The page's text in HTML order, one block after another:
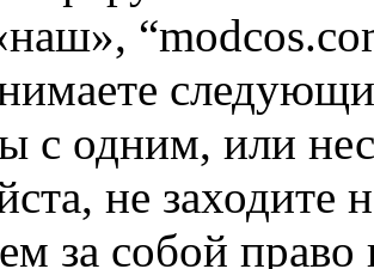
с одним, или
не
за собой